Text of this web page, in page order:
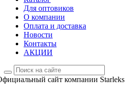
Для оптовиков
О компании
Оплата и доставка
Новости
Контакты
АКЦИИ
сайт компании Starleks